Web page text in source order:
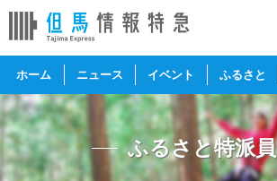
ホーム ニュース イベント ふるさと
ふるさと特派員